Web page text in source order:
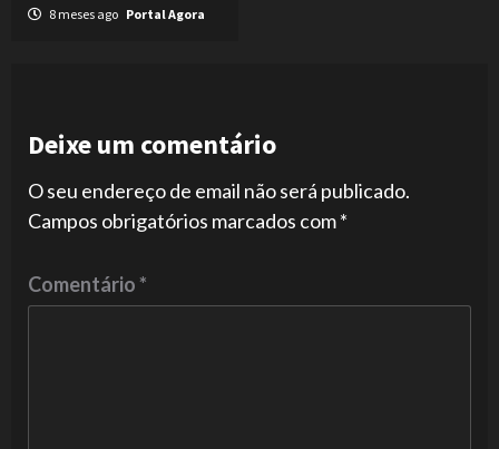
8 meses ago Portal Agora
Deixe um comentário
O seu endereço de email não será publicado.
Campos obrigatórios marcados com*
Comentário*